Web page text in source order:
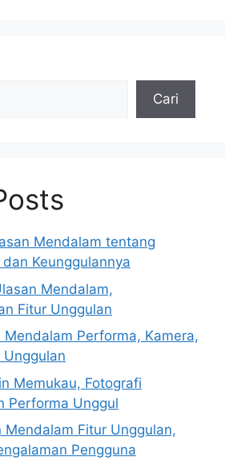
Cari
Mendalam tentang
Keunggulannya
Mendalam,
Fitur Unggulan
Mendalam Performa, Kamera,
Memukau, Fotografi
Performa Unggul
Mendalam Fitur Unggulan,
Pengguna